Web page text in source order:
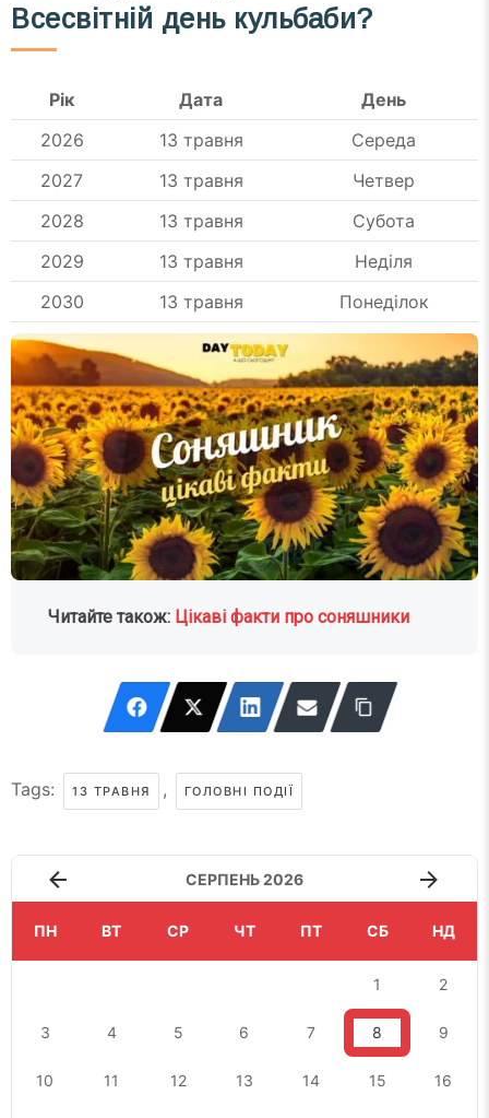
Всесвітній день кульбаби?
Рік Дата
День
2026
13 травня
Середа
2027
13 травня
Четвер
2028
13 травня
Субота
2029
13 травня
Неділя
2030
13 травня Понеділок
Читайте також: Цікаві факти про соняшники
Tags: 13 ТРАВНЯ , ГОЛОВНІ ПОДІЇ
СЕРПЕНЬ 2026
ПН ВТ СР ЧТ ПТ СБ НД
1 2
3 4 5 6 7 8 9
10 11 12 13 14 15 16